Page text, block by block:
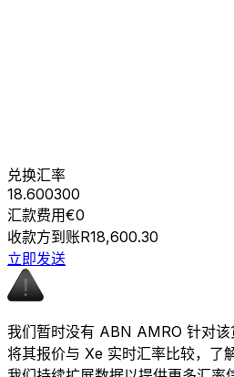
兑换汇率
18.600300
汇款费用€0
收款方到账R18,600.30
立即发送
我们暂时没有 ABN AMRO 针对
将其报价与 Xe 实时汇率比较，了